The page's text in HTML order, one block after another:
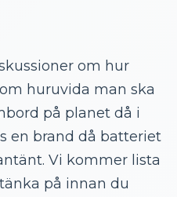
om hur
huruvida man ska
på planet då i
en brand då batteriet
Vi kommer lista
på innan du